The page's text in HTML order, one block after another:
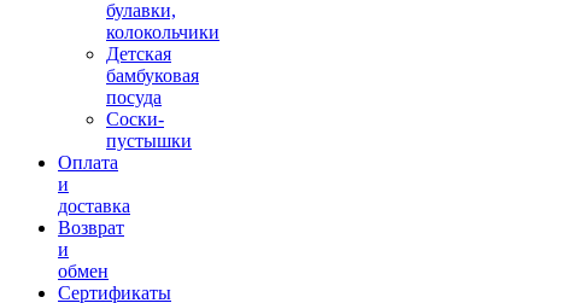
булавки,
колокольчики
Детская
бамбуковая
посуда
Соски-
пустышки
Оплата
и
доставка
Возврат
и
обмен
Сертификаты